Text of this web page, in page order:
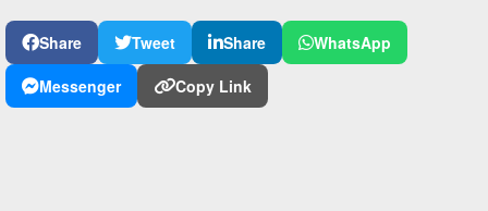
Share Tweet Share
WhatsApp
Messenger
Copy Link